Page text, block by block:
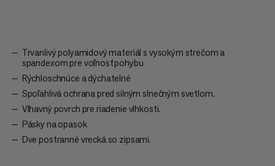
Trvanlivý polyamidový materiál s vysokým strečom a
spandexom pre voľnosť pohybu
Rýchloschnúce a dýchatelné
Spoľahlivá ochrana pred silným slnečným svetlom.
Vlhavný povrch pre riadenie vlhkosti.
Pásky na opasok
Dve postranné vrecká so zipsami.